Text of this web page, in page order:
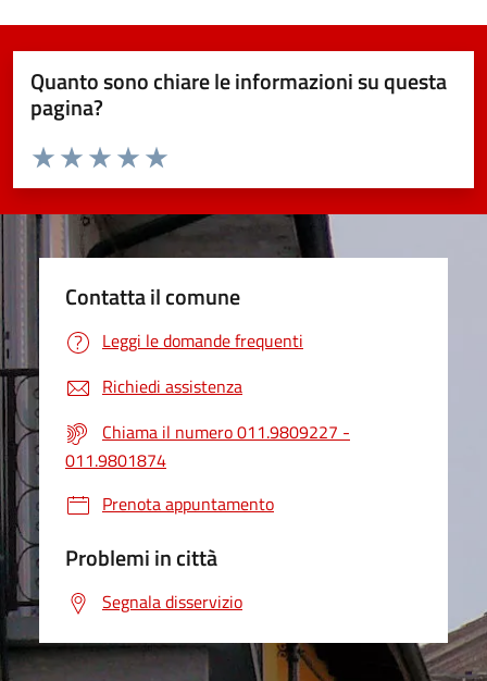
Quanto sono chiare le informazioni su questa
pagina?
Valuta da 1 a 5 stelle la pagina
Valuta 5 stelle su 5
Valuta 4 stelle su 5
Valuta 3 stelle su 5
Valuta 2 stelle su 5
Valuta 1 stelle su 5
Contatta il comune
Leggi le domande frequenti
Richiedi assistenza
Chiama il numero 011.9809227 -
011.9801874
Prenota appuntamento
Problemi in città
Segnala disservizio